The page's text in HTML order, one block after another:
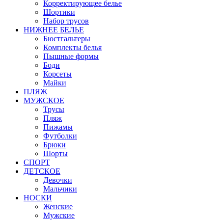
Корректирующее белье
Шортики
Набор трусов
НИЖНЕЕ БЕЛЬЕ
Бюстгальтеры
Комплекты белья
Пышные формы
Боди
Корсеты
Майки
ПЛЯЖ
МУЖСКОЕ
Трусы
Пляж
Пижамы
Футболки
Брюки
Шорты
СПОРТ
ДЕТСКОЕ
Девочки
Мальчики
НОСКИ
Женские
Мужские